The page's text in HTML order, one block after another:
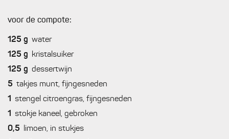
voor de compote:
125 g water
125 g
kristalsuiker
125 g dessertwijn
5 takjes munt, fijngesneden
1
stengel citroengras, fijngesneden
1
stokje kaneel, gebroken
0,5
limoen, in stukjes